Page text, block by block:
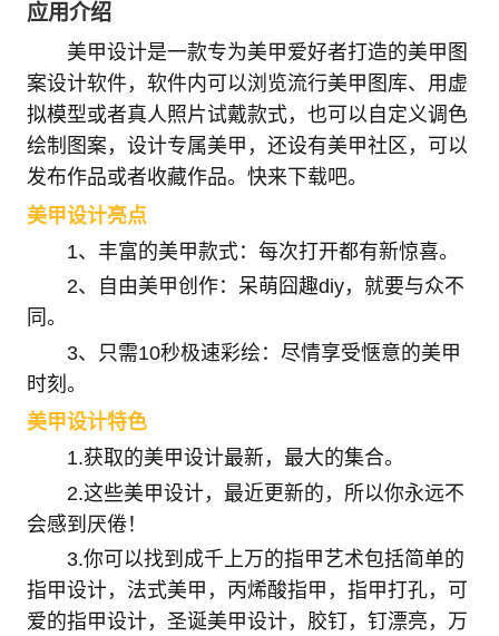
应用介绍
美甲设计是一款专为美甲爱好者打造的美甲图
案设计软件，软件内可以浏览流行美甲图库、用虚
拟模型或者真人照片试戴款式，也可以自定义调色
绘制图案，设计专属美甲，还设有美甲社区，可以
发布作品或者收藏作品。快来下载吧。
美甲设计亮点
1、丰富的美甲款式：每次打开都有新惊喜。
2、自由美甲创作：呆萌囧趣diy，就要与众不
同。
3、只需10秒极速彩绘：尽情享受惬意的美甲
时刻。
美甲设计特色
1.获取的美甲设计最新，最大的集合。
2.这些美甲设计，最近更新的，所以你永远不
会感到厌倦！
3.你可以找到成千上万的指甲艺术包括简单的
指甲设计，法式美甲，丙烯酸指甲，指甲打孔，可
爱的指甲设计，圣诞美甲设计，胶钉，钉漂亮，万